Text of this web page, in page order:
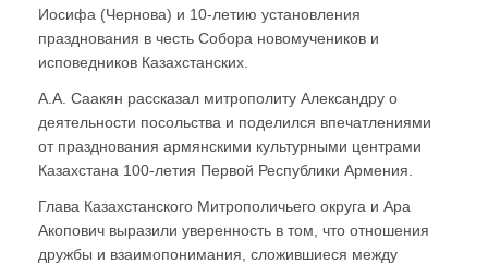
Иосифа (Чернова) и 10-летию установления
празднования в честь Собора новомучеников и
исповедников Казахстанских.
А.А. Саакян рассказал митрополиту Александру о
деятельности посольства и поделился впечатлениями
от празднования армянскими культурными центрами
Казахстана 100-летия Первой Республики Армения.
Глава Казахстанского Митрополичьего округа и Ара
Акопович выразили уверенность в том, что отношения
дружбы и взаимопонимания, сложившиеся между